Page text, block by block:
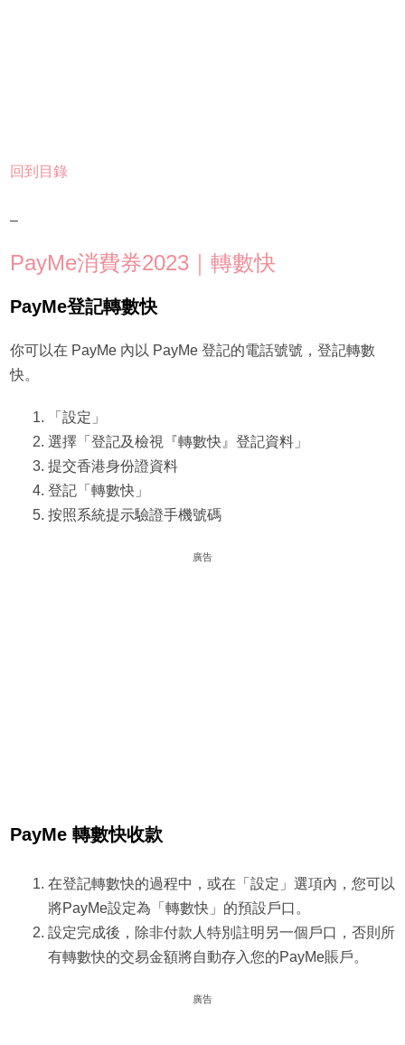
回到目錄
–
PayMe消費券2023｜轉數快
PayMe登記轉數快
你可以在 PayMe 內以 PayMe 登記的電話號號，登記轉數
快。
「設定」
選擇「登記及檢視『轉數快』登記資料」
提交香港身份證資料
登記「轉數快」
按照系統提示驗證手機號碼
廣告
PayMe 轉數快收款
在登記轉數快的過程中，或在「設定」選項內，您可以
將PayMe設定為「轉數快」的預設戶口。
設定完成後，除非付款人特別註明另一個戶口，否則所
有轉數快的交易金額將自動存入您的PayMe賬戶。
廣告